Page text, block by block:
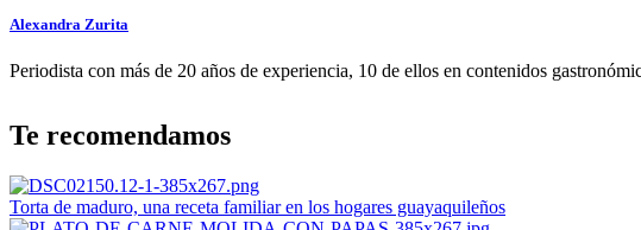
Alexandra Zurita
Periodista con más de 20 años de experiencia, 10 de ellos en contenidos
Te recomendamos
Torta de maduro, una receta familiar en los hogares guayaquileños